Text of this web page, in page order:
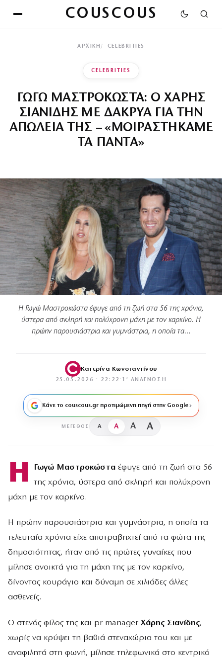
COUSCOUS
ΑΡΧΙΚΉ CELEBRITIES
CELEBRITIES
ΓΩΓΩ ΜΑΣΤΡΟΚΩΣΤΑ: Ο ΧΑΡΗΣ
ΣΙΑΝΙΔΗΣ ΜΕ ΔΑΚΡΥΑ ΓΙΑ ΤΗΝ
ΑΠΩΛΕΙΑ ΤΗΣ – «ΜΟΙΡΑΣΤΗΚΑΜΕ
ΤΑ ΠΑΝΤΑ»
Η Γωγώ Μαστροκώστα έφυγε από τη ζωή στα 56 της χρόνια,
ύστερα από σκληρή και πολύχρονη μάχη με τον καρκίνο. Η
πρώην παρουσιάστρια και γυμνάστρια, η οποία τα…
Κατερίνα Κωνσταντίνου
25.05.2026 · 22:22 · 1′ ΑΝΆΓΝΩΣΗ
Κάνε το couscous.gr προτιμώμενη πηγή στην Google
ΜΈΓΕΘΟΣ A A A A
Η Γωγώ Μαστροκώσταέφυγε από τη ζωή στα 56
της χρόνια, ύστερα από σκληρή και πολύχρονη
μάχη με τον καρκίνο.
Η πρώην παρουσιάστρια και γυμνάστρια, η οποία τα
τελευταία χρόνια είχε αποτραβηχτεί από τα φώτα της
δημοσιότητας, ήταν από τις πρώτες γυναίκες που
μίλησε ανοικτά για τη μάχη της με τον καρκίνο,
δίνοντας κουράγιο και δύναμη σε χιλιάδες άλλες
ασθενείς.
O στενός φίλος της και pr manager Χάρης Σιανίδης,
χωρίς να κρύψει τη βαθιά στεναχώρια του και με
αναφιλητά στη φωνή, μίλησε τηλεφωνικά στο κεντρικό